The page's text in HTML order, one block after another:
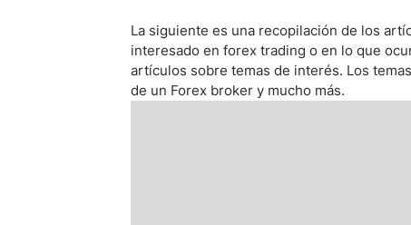
Costa Rica
Todas las
Materias Primas
Nuestra metodología
Índice de confianza
Por qué confiar en nosotros
La siguiente es una recopilación de los
interesado en forex trading o en lo que
artículos sobre temas de interés. Los
de un Forex broker y mucho más.